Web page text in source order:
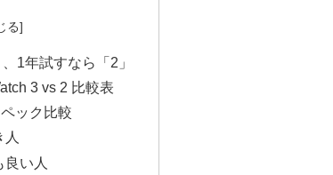
1年試すなら「2」
3 vs 2 比較表
ック比較
い人